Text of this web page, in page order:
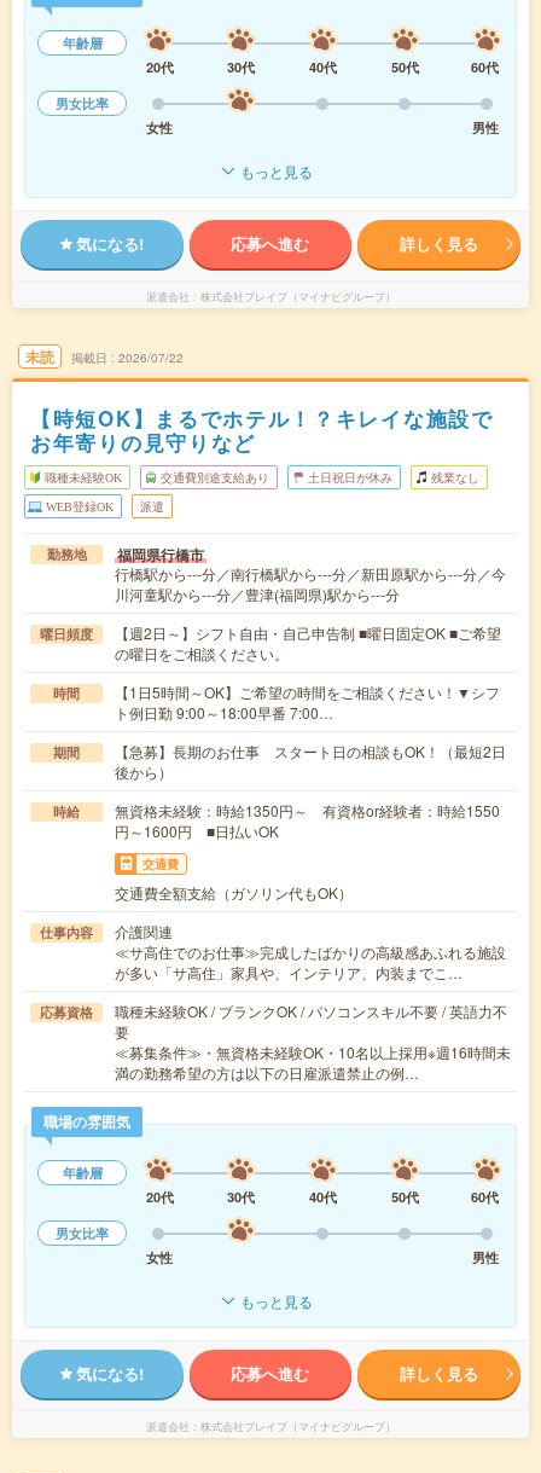
年齢層
20代
30代 40代 50代
60代
男女比率
女性
男性
もっと見る
気になる! 応募へ進む 詳しく見る
派遣会社 株式会社ブレイブ（マイナビグループ）
未読 掲載日 2026/07/22
【時短OK】まるでホテル！？キレイな施設で
お年寄りの見守りなど
職種未経験OK 交通費別途支給あり 土日祝日が休み 残業なし
WEB登録OK 派遣
勤務地 福岡県行橋市
行橋駅から---分／南行橋駅から---分／新田原駅から---分／今
川河童駅から---分／豊津(福岡県)駅から---分
曜日頻度
【週2日～】シフト自由・自己申告制 ■曜日固定OK ■ご希望
の曜日をご相談ください。
時間
【1日5時間～OK】ご希望の時間をご相談ください！▼シフ
ト例日勤 9:00～18:00早番 7:00…
期間
【急募】長期のお仕事 スタート日の相談もOK！（最短2日
後から）
時給
無資格未経験：時給1350円～ 有資格or経験者：時給1550
円～1600円 ■日払いOK
交通費
交通費全額支給（ガソリン代もOK）
仕事内容
介護関連
≪サ高住でのお仕事≫完成したばかりの高級感あふれる施設
が多い「サ高住」家具や、インテリア、内装までこ…
応募資格
職種未経験OK / ブランクOK / パソコンスキル不要 / 英語力不
要
≪募集条件≫・無資格未経験OK・10名以上採用※週16時間未
満の勤務希望の方は以下の日雇派遣禁止の例…
職場の雰囲気
年齢層
20代
30代 40代 50代
60代
男女比率
女性
男性
もっと見る
気になる! 応募へ進む 詳しく見る
派遣会社 株式会社ブレイブ（マイナビグループ）